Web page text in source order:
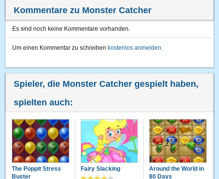
Kommentare zu Monster Catcher
Es sind noch keine Kommentare vorhanden.
Um einen Kommentar zu schreiben kostenlos anmelden.
Spieler, die Monster Catcher gespielt haben,
spielten auch:
The Poppit Stress
Buster
Fairy Slacking
Around the World in
80 Days